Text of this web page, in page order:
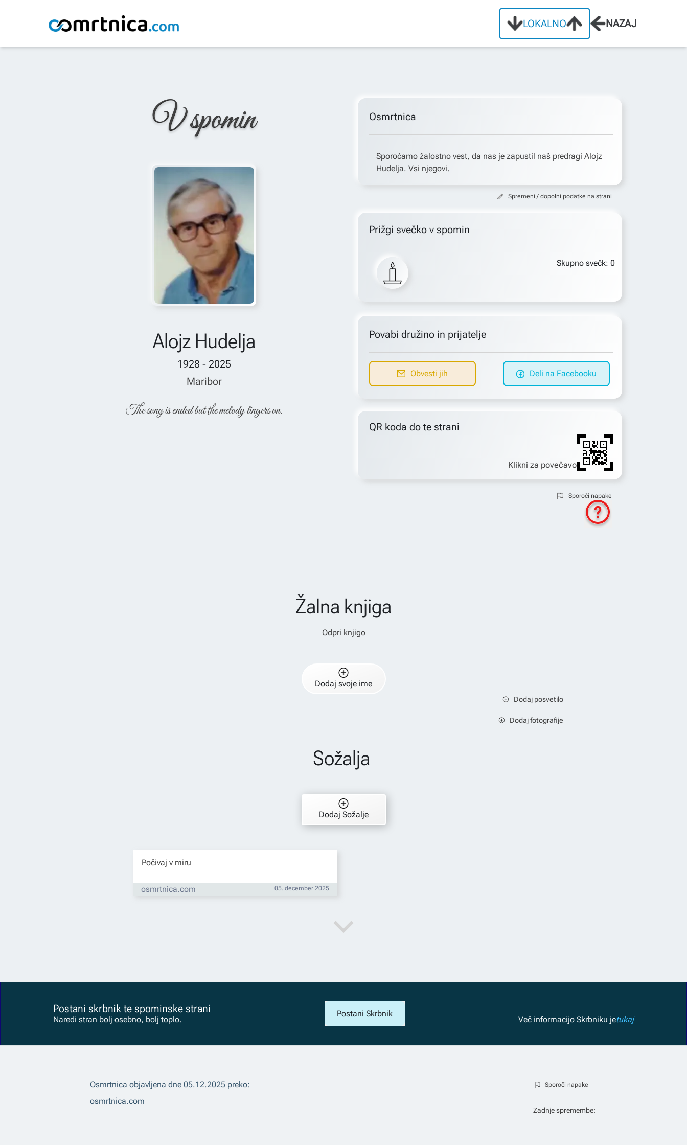
LOKALNO NAZAJ
Osmrtnice / Alojz Hudelja
V spomin
Alojz Hudelja
1928 - 2025
Maribor
The song is ended but the melody lingers on.
Osmrtnica
Sporočamo žalostno vest, da nas je zapustil naš predragi Alojz
Hudelja. Vsi njegovi.
Spremeni / dopolni podatke na strani
Prižgi svečko v spomin
Skupno svečk: 0
Povabi družino in prijatelje
Obvesti jih Deli na Facebooku
QR koda do te strani
Klikni za povečavo
Sporoči napake
Žalna knjiga
Odpri knjigo
Dodaj svoje ime
Dodaj posvetilo
Dodaj fotografije
Sožalja
Dodaj Sožalje
Počivaj v miru
osmrtnica.com 05. december 2025
Postani skrbnik te spominske strani
Naredi stran bolj osebno, bolj toplo.
Postani Skrbnik
Več informacijo Skrbniku jetukaj
Osmrtnica objavljena dne 05.12.2025 preko:
osmrtnica.com
Sporoči napake
Zadnje spremembe: